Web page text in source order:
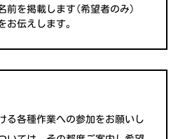
前を掲載します(希望者のみ)
お伝えします。
る各種作業への参加をお願いし